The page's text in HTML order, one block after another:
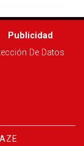
Publicidad
De Datos